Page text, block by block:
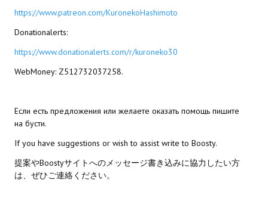
Dragon Age 2
Fallout 3
Kingdoms of Amalur: Reckoning
Mass Effect Andromeda
Neverwinter Nights 1
https://www.patreon.com/KuronekoHashimoto
Donationalerts:
https://www.donationalerts.com/r/kuroneko30
WebMoney: Z512732037258.
Если есть предложения или желаете оказать помощь пишите
на бусти.
If you have suggestions or wish to assist write to Boosty.
提案やBoostyサイトへのメッセージ書き込みに協力したい方
は、ぜひご連絡ください。